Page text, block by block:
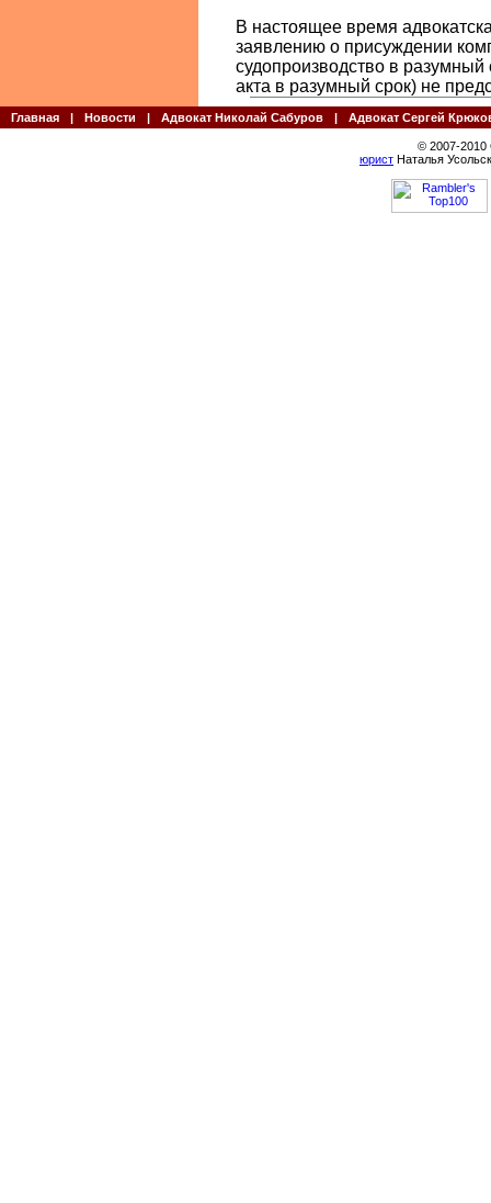
В настоящее время
заявлению о присуждении
судопроизводство в
акта в разумный срок) не
Главная | Новости | Адвокат Николай Сабуров | Адвокат Сергей
© 2007-
юрист Наталья